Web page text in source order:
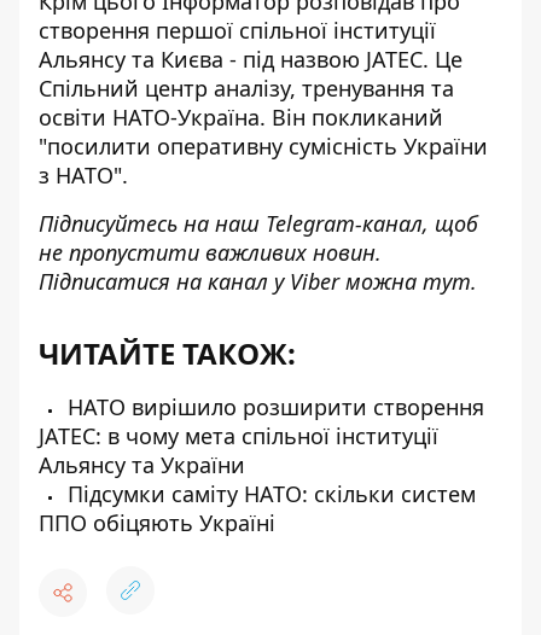
створення першої спільної інституції
Альянсу та Києва - під назвою JATEC. Це
Спільний центр аналізу, тренування та
освіти НАТО-Україна. Він покликаний
"посилити оперативну сумісність України
з НАТО".
Підписуйтесь на наш Telegram-канал, щоб
не пропустити важливих новин.
Підписатися на канал у Viber можна тут.
ЧИТАЙТЕ ТАКОЖ:
НАТО вирішило розширити створення
JATEC: в чому мета спільної інституції
Альянсу та України
Підсумки саміту НАТО: скільки систем
ППО обіцяють Україні